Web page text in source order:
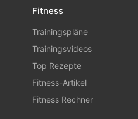
Fitness
Trainingspläne
Trainingsvideos
Top Rezepte
Fitness-Artikel
Fitness Rechner